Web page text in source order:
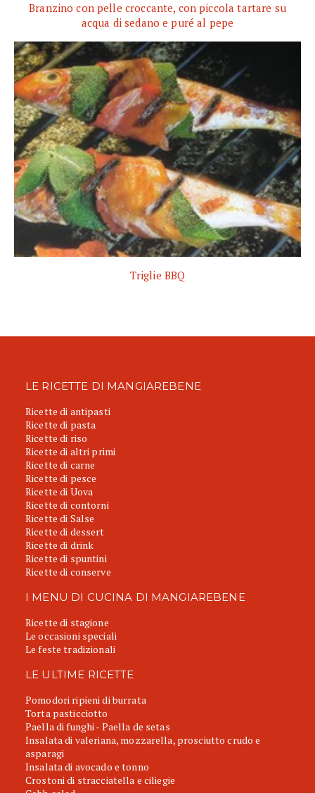
Branzino con pelle croccante, con piccola tartare su
acqua di sedano e puré al pepe
Triglie BBQ
LE RICETTE DI MANGIAREBENE
Ricette di antipasti
Ricette di pasta
Ricette di riso
Ricette di altri primi
Ricette di carne
Ricette di pesce
Ricette di Uova
Ricette di contorni
Ricette di Salse
Ricette di dessert
Ricette di drink
Ricette di spuntini
Ricette di conserve
I MENU DI CUCINA DI MANGIAREBENE
Ricette di stagione
Le occasioni speciali
Le feste tradizionali
LE ULTIME RICETTE
Pomodori ripieni di burrata
Torta pasticciotto
Paella di funghi - Paella de setas
Insalata di valeriana, mozzarella, prosciutto crudo e
asparagi
Insalata di avocado e tonno
Crostoni di stracciatella e ciliegie